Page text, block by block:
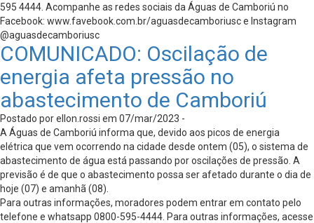
595 4444. Acompanhe as redes sociais da Águas de Camboriú no
Facebook: www.favebook.com.br/aguasdecamboriusc e Instagram
@aguasdecamboriusc
COMUNICADO: Oscilação de
energia afeta pressão no
abastecimento de Camboriú
Postado por ellon.rossi em 07/mar/2023 -
A Águas de Camboriú informa que, devido aos picos de energia
elétrica que vem ocorrendo na cidade desde ontem (05), o sistema de
abastecimento de água está passando por oscilações de pressão. A
previsão é de que o abastecimento possa ser afetado durante o dia de
hoje (07) e amanhã (08).
Para outras informações, moradores podem entrar em contato pelo
telefone e whatsapp 0800-595-4444. Para outras informações, acesse